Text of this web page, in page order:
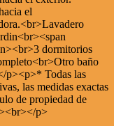
el
dormitorios
baño
p><p>* Todas las
las medidas exactas
de propiedad de
p>